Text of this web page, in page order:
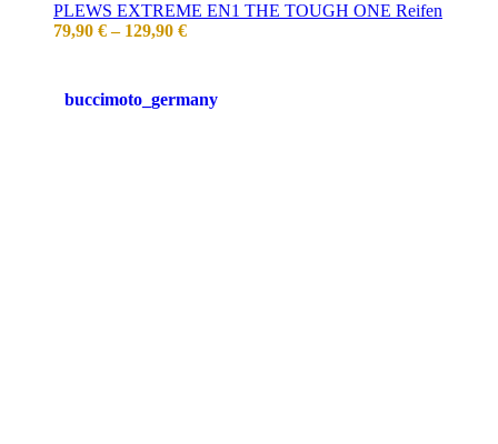
PLEWS EXTREME EN1 THE TOUGH ONE Reifen
79,90 €– 129,90 €
buccimoto_germany